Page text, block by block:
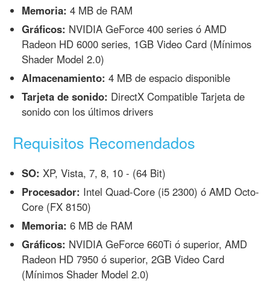
Memoria: 4 MB de RAM
Gráficos: NVIDIA GeForce 400 series ó AMD
Radeon HD 6000 series, 1GB Video Card (Mínimos
Shader Model 2.0)
Almacenamiento: 4 MB de espacio disponible
Tarjeta de sonido: DirectX Compatible Tarjeta de
sonido con los últimos drivers
Requisitos Recomendados
SO: XP, Vista, 7, 8, 10 - (64 Bit)
Procesador: Intel Quad-Core (i5 2300) ó AMD Octo-
Core (FX 8150)
Memoria: 6 MB de RAM
Gráficos: NVIDIA GeForce 660Ti ó superior, AMD
Radeon HD 7950 ó superior, 2GB Video Card
(Mínimos Shader Model 2.0)